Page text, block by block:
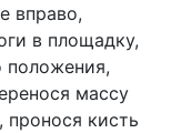
вправо,
в площадку,
положения,
массу
пронося кисть